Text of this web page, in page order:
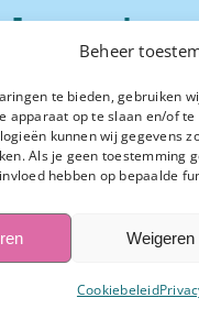
Beheer
te bieden, gebruiken
apparaat op te slaan en/of
kunnen wij gegevens
Als je geen toestemming
hebben op bepaalde
Weigeren
Cookiebeleid
☀️
08.00 tot 12.00
13.00 tot 17.00
op aanvraag